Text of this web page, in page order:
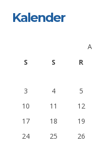
Kalender
S
S R
3
4 5
10
11 12
17
18 19
24
25 26